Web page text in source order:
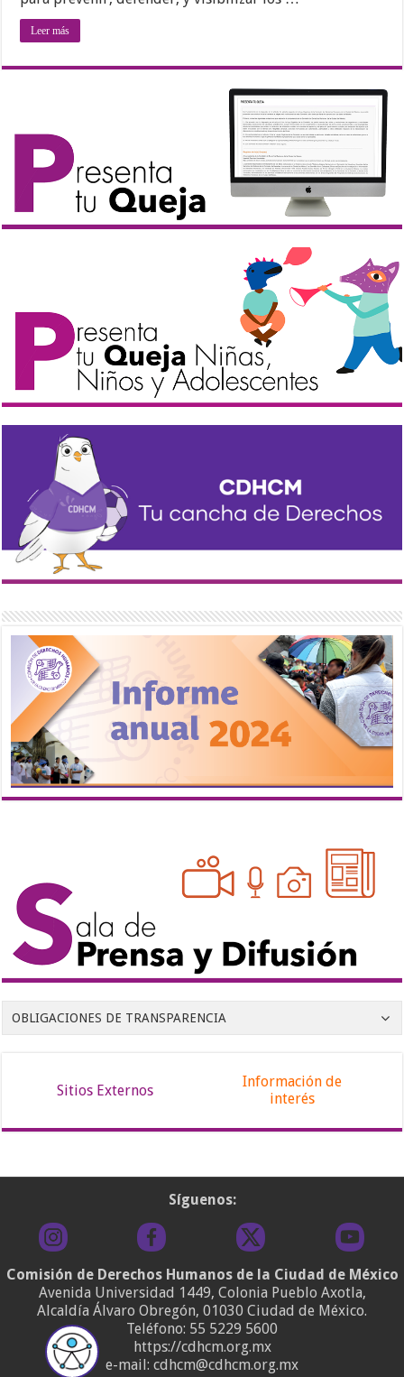
Leer más
OBLIGACIONES DE TRANSPARENCIA
Sitios Externos
Información de
interés
Síguenos:
Comisión de Derechos Humanos de la Ciudad de México
Avenida Universidad 1449, Colonia Pueblo Axotla,
Alcaldía Álvaro Obregón, 01030 Ciudad de México.
Teléfono: 55 5229 5600
https://cdhcm.org.mx
e-mail: cdhcm@cdhcm.org.mx